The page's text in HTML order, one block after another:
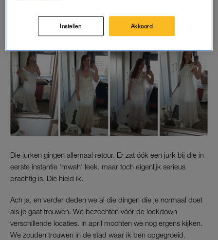
struisvogelende webshoppende bruid eruit:
Die jurken gingen allemaal retour. Er zat óók een jurk bij die in
eerste instantie ‘mwah’ leek, maar toch eigenlijk serieus
prachtig is. Die hield ik.
Ach ja, en verder deden we al die dingen die je normaal doet
als je gaat trouwen. We bezochten vóór de lockdown
verschillende locaties. In april mochten we nog ergens kijken.
We zouden trouwen in de stad waar ik ben opgegroeid.
Instellen Akkoord